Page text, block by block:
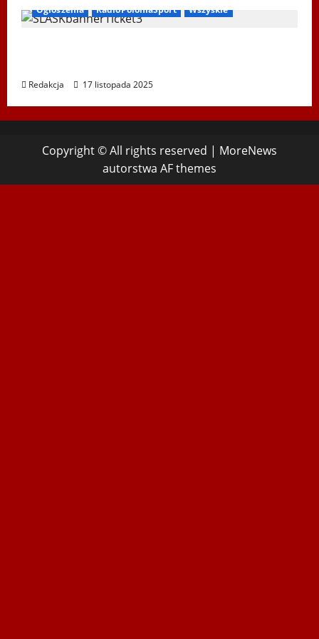
Ogłoszenia
RadioPoloniaSport Wszyskie
Redakcja 17 listopada 2025
Copyright © All rights reserved | MoreNews
autorstwa AF themes